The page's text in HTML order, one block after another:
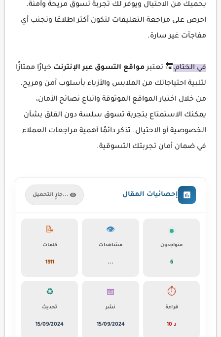
يحميك من الاحتيال ويوفر لك تجربة تسوق مريحة وآمنة.
احرص على مراجعة التعليقات لتكون أكثر اطلاعًا وتجنب أي
مفاجآت غير سارة.
في الختام،🔚 تعتبرمواقع التسوق عبر الإنترنت خيارًا ممتازًا
لتلبية احتياجاتك من الملابس والأزياء بأسلوب آمن ومريح.
من خلال اختيار المواقع الموثوقة واتباع نصائح الأمان،
يمكنك الاستمتاع بتجربة تسوق سلسة دون القلق بشأن
الخصوصية أو الاحتيال. تذكر دائمًا أهمية مراجعات العملاء
في ضمان أمان تجربتك التسوقية.
إحصائيات المقال جارٍ التحميل...
متواجدون
6
👁️
مشاهدات
...
📝
كلمات
1911
⏱️
قراءة
10 د
📅
نشر
15/09/2024
♻️
تحديث
15/09/2024